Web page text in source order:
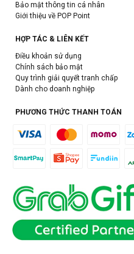
Bảo mật thông tin cá nhân
Giới thiệu về POP Point
HỢP TÁC & LIÊN KẾT
Điều khoản sử dụng
Chính sách bảo mật
Quy trình giải quyết tranh chấp
Dành cho doanh nghiệp
PHƯƠNG THỨC THANH TOÁN